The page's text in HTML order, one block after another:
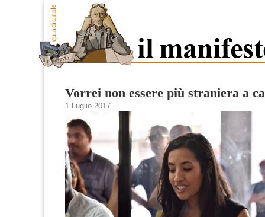
Vorrei non essere più straniera a
1 Luglio 2017